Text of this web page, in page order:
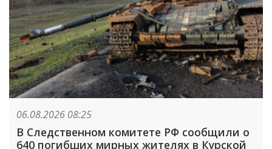
06.08.2026 08:25
В Следственном комитете РФ сообщили о
640 погибших мирных жителях в Курской